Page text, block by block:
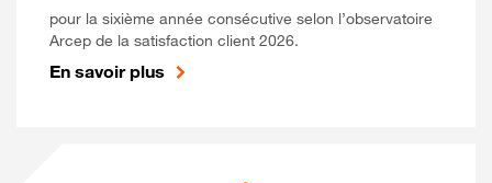
pour la sixième année consécutive selon l’observatoire
Arcep de la satisfaction client 2026.
En savoir plus